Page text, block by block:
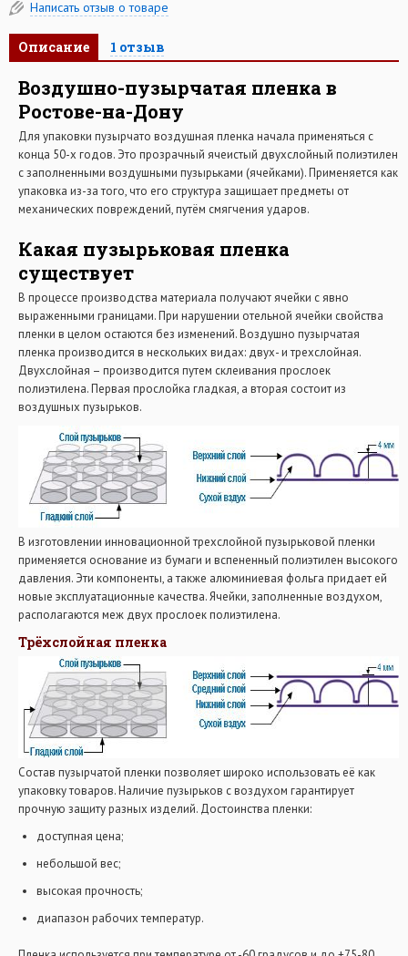
Написать отзыв о товаре
Описание 1 отзыв
Воздушно-пузырчатая пленка в
Ростове-на-Дону
Для упаковки пузырчато воздушная пленка начала применяться с
конца 50-х годов. Это прозрачный ячеистый двухслойный полиэтилен
с заполненными воздушными пузырьками (ячейками). Применяется как
упаковка из-за того, что его структура защищает предметы от
механических повреждений, путём смягчения ударов.
Какая пузырьковая пленка
существует
В процессе производства материала получают ячейки с явно
выраженными границами. При нарушении отельной ячейки свойства
пленки в целом остаются без изменений. Воздушно пузырчатая
пленка производится в нескольких видах: двух- и трехслойная.
Двухслойная – производится путем склеивания прослоек
полиэтилена. Первая прослойка гладкая, а вторая состоит из
воздушных пузырьков.
В изготовлении инновационной трехслойной пузырьковой пленки
применяется основание из бумаги и вспененный полиэтилен высокого
давления. Эти компоненты, а также алюминиевая фольга придает ей
новые эксплуатационные качества. Ячейки, заполненные воздухом,
располагаются меж двух прослоек полиэтилена.
Трёхслойная пленка
Состав пузырчатой пленки позволяет широко использовать её как
упаковку товаров. Наличие пузырьков с воздухом гарантирует
прочную защиту разных изделий. Достоинства пленки:
доступная цена;
небольшой вес;
высокая прочность;
диапазон рабочих температур.